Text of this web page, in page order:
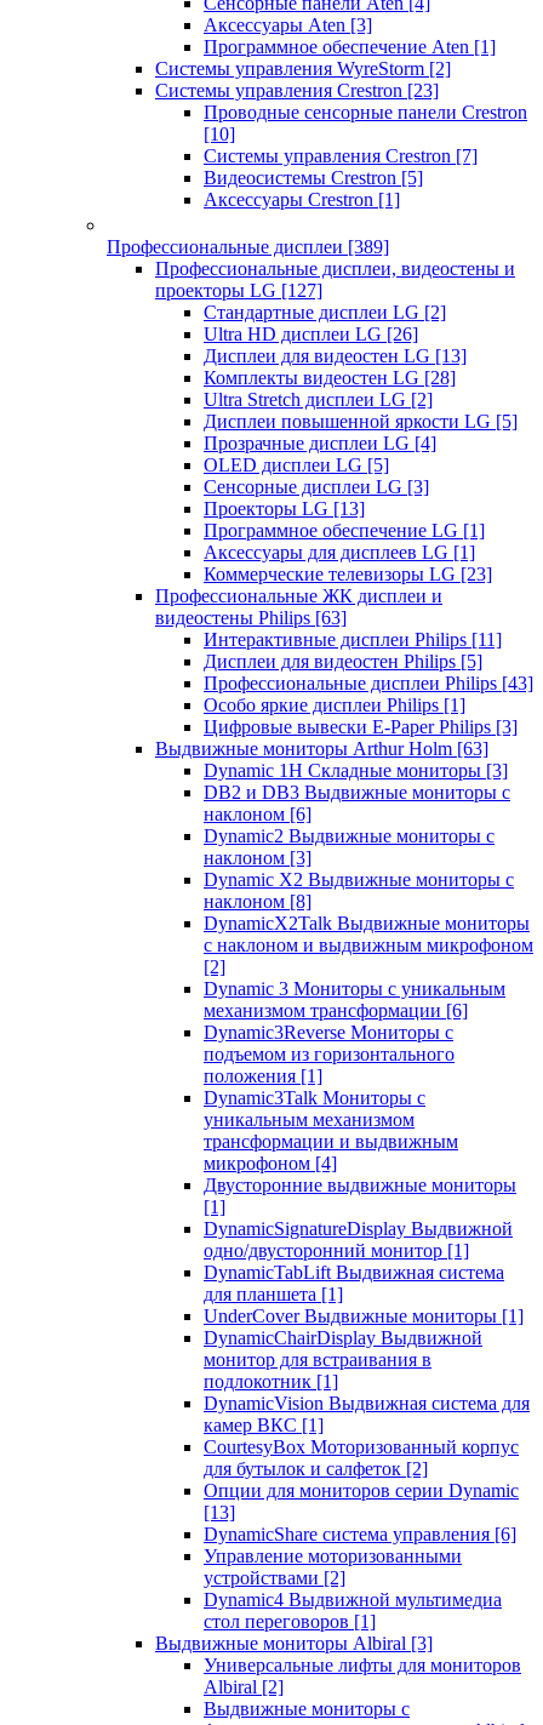
Аксессуары Aten [3]
Программное обеспечение Aten [1]
Системы управления WyreStorm [2]
Системы управления Crestron [23]
Проводные сенсорные панели Crestron
[10]
Системы управления Crestron [7]
Видеосистемы Crestron [5]
Аксессуары Crestron [1]
Профессиональные дисплеи [389]
Профессиональные дисплеи, видеостены и
проекторы LG [127]
Стандартные дисплеи LG [2]
Ultra HD дисплеи LG [26]
Дисплеи для видеостен LG [13]
Комплекты видеостен LG [28]
Ultra Stretch дисплеи LG [2]
Дисплеи повышенной яркости LG [5]
Прозрачные дисплеи LG [4]
OLED дисплеи LG [5]
Сенсорные дисплеи LG [3]
Проекторы LG [13]
Программное обеспечение LG [1]
Аксессуары для дисплеев LG [1]
Коммерческие телевизоры LG [23]
Профессиональные ЖК дисплеи и
видеостены Philips [63]
Интерактивные дисплеи Philips [11]
Дисплеи для видеостен Philips [5]
Профессиональные дисплеи Philips [43]
Особо яркие дисплеи Philips [1]
Цифровые вывески E-Paper Philips [3]
Выдвижные мониторы Arthur Holm [63]
Dynamic 1Н Складные мониторы [3]
DB2 и DB3 Выдвижные мониторы с
наклоном [6]
Dynamic2 Выдвижные мониторы с
наклоном [3]
Dynamic X2 Выдвижные мониторы с
наклоном [8]
DynamicX2Talk Выдвижные мониторы
с наклоном и выдвижным микрофоном
[2]
Dynamic 3 Мониторы с уникальным
механизмом трансформации [6]
Dynamic3Reverse Мониторы с
подъемом из горизонтального
положения [1]
Dynamic3Talk Мониторы с
уникальным механизмом
трансформации и выдвижным
микрофоном [4]
Двусторонние выдвижные мониторы
[1]
DynamicSignatureDisplay Выдвижной
одно/двусторонний монитор [1]
DynamicTabLift Выдвижная система
для планшета [1]
UnderCover Выдвижные мониторы [1]
DynamicChairDisplay Выдвижной
монитор для встраивания в
подлокотник [1]
DynamicVision Выдвижная система для
камер ВКС [1]
CourtesyBox Моторизованный корпус
для бутылок и салфеток [2]
Опции для мониторов серии Dynamic
[13]
DynamicShare система управления [6]
Управление моторизованными
устройствами [2]
Dynamic4 Выдвижной мультимедиа
стол переговоров [1]
Выдвижные мониторы Albiral [3]
Универсальные лифты для мониторов
Albiral [2]
Выдвижные мониторы с